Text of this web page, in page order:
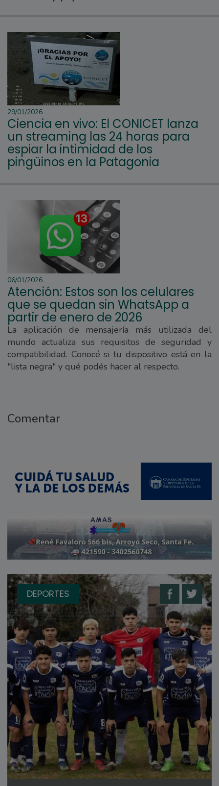
29/01/2026
Ciencia en vivo: El CONICET lanza
un streaming las 24 horas para
espiar la intimidad de los
pingüinos en la Patagonia
06/01/2026
Atención: Estos son los celulares
que se quedan sin WhatsApp a
partir de enero de 2026
La aplicación de mensajería más utilizada del
mundo actualiza sus requisitos de seguridad y
compatibilidad. Conocé si tu dispositivo está en la
"lista negra" y qué podés hacer al respecto.
Comentar
DEPORTES